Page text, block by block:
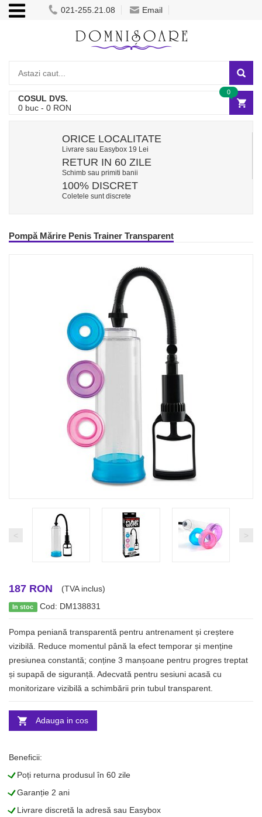
021-255.21.08 Email
COSUL DVS.
0 buc - 0 RON
0
ORICE LOCALITATE
Livrare sau Easybox 19 Lei
RETUR IN 60 ZILE
Schimb sau primiti banii
100% DISCRET
Coletele sunt discrete
Pompă Mărire Penis Trainer Transparent
< >
187 RON (TVA inclus)
In stoc Cod: DM138831
Pompa peniană transparentă pentru antrenament și creștere
vizibilă. Reduce momentul până la efect temporar și menține
presiunea constantă; conține 3 manșoane pentru progres treptat
și supapă de siguranță. Adecvată pentru sesiuni acasă cu
monitorizare vizibilă a schimbării prin tubul transparent.
Adauga in cos
Beneficii:
LPoți returna produsul în 60 zile
LGaranție 2 ani
LLivrare discretă la adresă sau Easybox